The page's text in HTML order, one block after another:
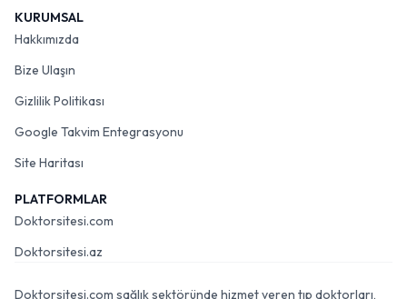
KURUMSAL
Hakkımızda
Bize Ulaşın
Gizlilik Politikası
Google Takvim Entegrasyonu
Site Haritası
PLATFORMLAR
Doktorsitesi.com
Doktorsitesi.az
Doktorsitesi.com sağlık sektöründe hizmet veren tıp doktorları,